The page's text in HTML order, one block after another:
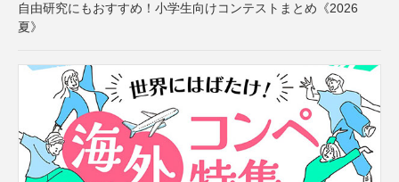
自由研究にもおすすめ！小学生向けコンテストまとめ《2026
夏》